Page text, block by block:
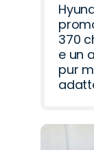
370
e un
pur